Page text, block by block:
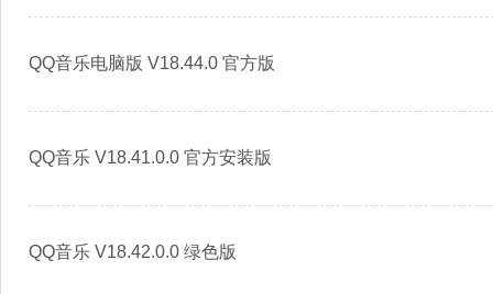
QQ音乐电脑版 V18.44.0 官方版
QQ音乐 V18.41.0.0 官方安装版
QQ音乐 V18.42.0.0 绿色版